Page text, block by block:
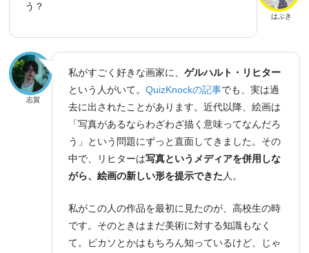
はぶき
う？
志賀
私がすごく好きな画家に、 ゲルハルト・リヒター
という人がいて。 QuizKnockの記事でも、実は過
去に出されたことがあります。近代以降、絵画は
「写真があるならわざわざ描く意味ってなんだろ
う」という問題にずっと直面してきました。その
中で、リヒターは写真というメディアを併用しな
がら、絵画の新しい形を提示できた人。
私がこの人の作品を最初に見たのが、高校生の時
です。そのときはまだ美術に対する知識もなく
て。ピカソとかはもちろん知っているけど、じゃ